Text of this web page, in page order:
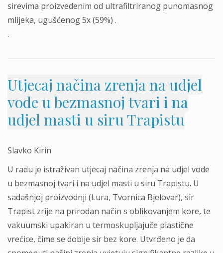
sirevima proizvedenim od ultrafiltriranog punomasnog
mlijeka, ugušćenog 5x (59%) .
.
Utjecaj načina zrenja na udjel
vode u bezmasnoj tvari i na
udjel masti u siru Trapistu
Slavko Kirin
U radu je istraživan utjecaj načina zrenja na udjel vode
u bezmasnoj tvari i na udjel masti u siru Trapistu. U
sadašnjoj proizvodnji (Lura, Tvornica Bjelovar), sir
Trapist zrije na prirodan način s oblikovanjem kore, te
vakuumski upakiran u termoskupljajuče plastične
vrećice, čime se dobije sir bez kore. Utvrđeno je da